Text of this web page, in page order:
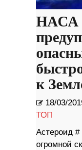
НАСА
к
18/03/
ТОП
Астероид #
огромной